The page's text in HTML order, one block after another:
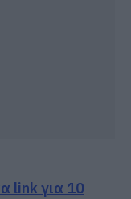
link για 10